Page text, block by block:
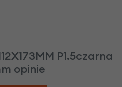
P1.5czarna
opinie